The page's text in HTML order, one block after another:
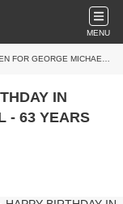
MENU
MICHAEL - 63 YEARS OLD !!
IN
- 63 YEARS